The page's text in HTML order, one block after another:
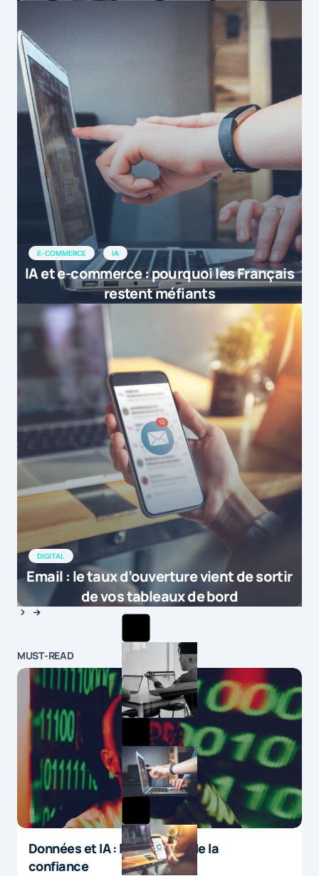
E-COMMERCE IA
IA et e-commerce : pourquoi les Français
restent méfiants
DIGITAL
Email : le taux d’ouverture vient de sortir
de vos tableaux de bord
MUST-READ
Données et IA : le paradoxe de la
confiance